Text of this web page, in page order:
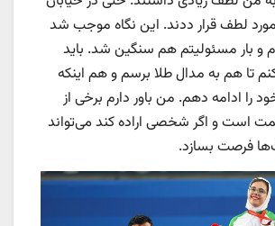
لطف قرار ددند. این نگاه موجب شد
و بار مسئولیتم هم سنگین شد. باید
تا هم به مدال طلا برسم و هم اینکه
را ادامه دهم. من باور دارم برخی از
است و اگر شخصی اراده کند می‌تواند
فرصت بسازد.